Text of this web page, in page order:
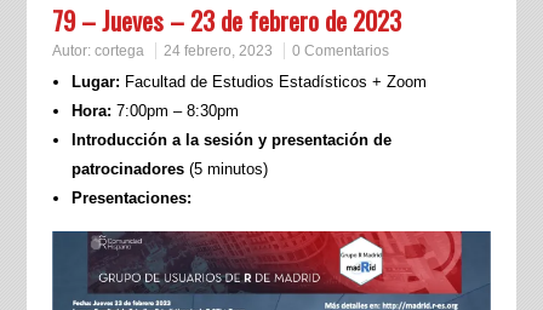
79 – Jueves – 23 de febrero de 2023
Autor: cortega 24 febrero, 2023 0 Comentarios
Lugar: Facultad de Estudios Estadísticos + Zoom
Hora: 7:00pm – 8:30pm
Introducción a la sesión y presentación de
patrocinadores(5 minutos)
Presentaciones: